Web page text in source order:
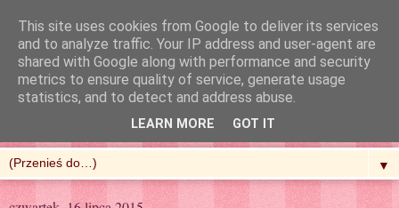
R'n'G Kitchen
▼
This site uses cookies from Google to deliver its services
and to analyze traffic. Your IP address and user-agent are
shared with Google along with performance and security
metrics to ensure quality of service, generate usage
statistics, and to detect and address abuse.
LEARN MORE GOT IT